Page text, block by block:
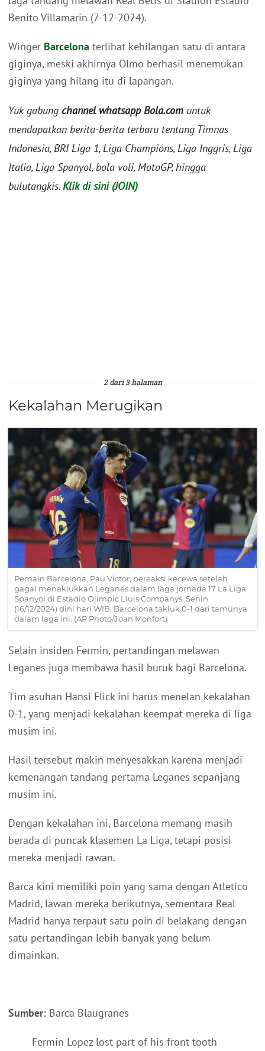
Benito Villamarin (7-12-2024).
Winger Barcelona terlihat kehilangan satu di antara
giginya, meski akhirnya Olmo berhasil menemukan
giginya yang hilang itu di lapangan.
Yuk gabung channel whatsapp Bola.com untuk
mendapatkan berita-berita terbaru tentang Timnas
Indonesia, BRI Liga 1, Liga Champions, Liga Inggris, Liga
Italia, Liga Spanyol, bola voli, MotoGP, hingga
bulutangkis.Klik di sini (JOIN)
2 dari 3 halaman
Kekalahan Merugikan
Pemain Barcelona, Pau Victor, bereaksi kecewa setelah
gagal menaklukkan Leganes dalam laga jornada 17 La Liga
Spanyol di Estadio Olimpic Lluis Companys, Senin
(16/12/2024) dini hari WIB. Barcelona takluk 0-1 dari tamunya
dalam laga ini. (AP Photo/Joan Monfort)
Selain insiden Fermin, pertandingan melawan
Leganes juga membawa hasil buruk bagi Barcelona.
Tim asuhan Hansi Flick ini harus menelan kekalahan
0-1, yang menjadi kekalahan keempat mereka di liga
musim ini.
Hasil tersebut makin menyesakkan karena menjadi
kemenangan tandang pertama Leganes sepanjang
musim ini.
Dengan kekalahan ini, Barcelona memang masih
berada di puncak klasemen La Liga, tetapi posisi
mereka menjadi rawan.
Barca kini memiliki poin yang sama dengan Atletico
Madrid, lawan mereka berikutnya, sementara Real
Madrid hanya terpaut satu poin di belakang dengan
satu pertandingan lebih banyak yang belum
dimainkan.
Sumber: Barca Blaugranes
Fermin Lopez lost part of his front tooth